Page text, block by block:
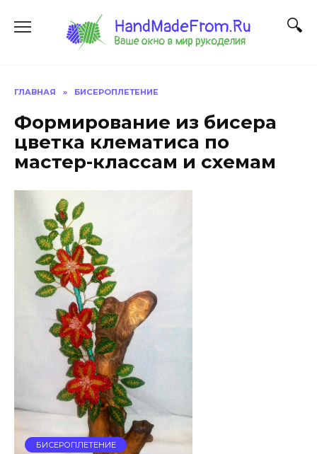
содержанию
ГЛАВНАЯ » БИСЕРОПЛЕТЕНИЕ
Формирование из бисера
цветка клематиса по
мастер-классам и схемам
БИСЕРОПЛЕТЕНИЕ